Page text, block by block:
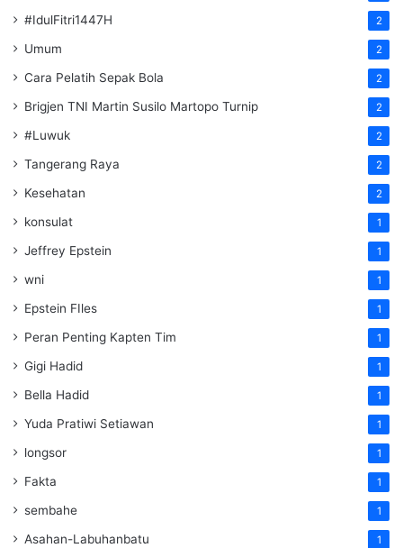
#IdulFitri1447H 2
Umum 2
Cara Pelatih Sepak Bola 2
Brigjen TNI Martin Susilo Martopo Turnip 2
#Luwuk 2
Tangerang Raya 2
Kesehatan 2
konsulat 1
Jeffrey Epstein 1
wni 1
Epstein FIles 1
Peran Penting Kapten Tim 1
Gigi Hadid 1
Bella Hadid 1
Yuda Pratiwi Setiawan 1
longsor 1
Fakta 1
sembahe 1
Asahan-Labuhanbatu 1